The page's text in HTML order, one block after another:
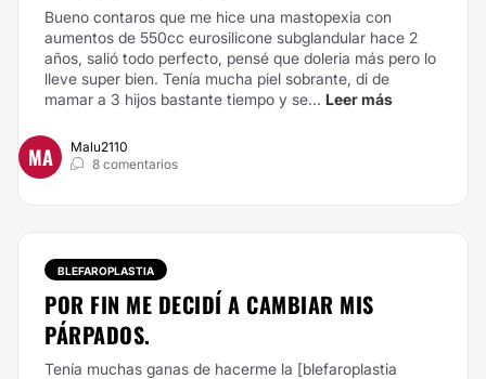
Bueno contaros que me hice una mastopexia con
aumentos de 550cc eurosilicone subglandular hace 2
años, salió todo perfecto, pensé que doleria más pero lo
lleve super bien. Tenía mucha piel sobrante, di de
mamar a 3 hijos bastante tiempo y se... Leer más
MA
Malu2110
8 comentarios
BLEFAROPLASTIA
POR FIN ME DECIDÍ A CAMBIAR MIS
PÁRPADOS.
Tenía muchas ganas de hacerme la [blefaroplastia